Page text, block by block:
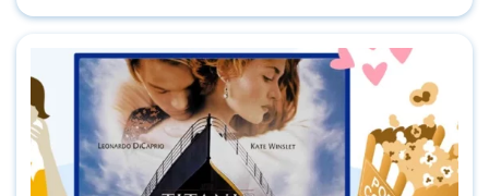
Dónde ver 'Titanic' online película completa en castellano